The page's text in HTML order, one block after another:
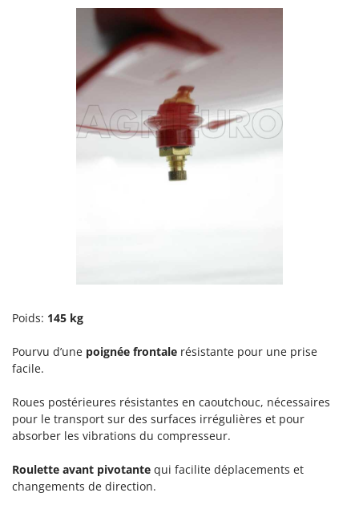
Omas
Ompagrill
Oriental Koshin
Philips
Pramac
Prismafood
R
R.G.V.
Rato
Reber
Redback
Poids: 145 kg
Pourvu d’une poignée frontale résistante pour une prise
facile.
Roues postérieures résistantes en caoutchouc, nécessaires
pour le transport sur des surfaces irrégulières et pour
absorber les vibrations du compresseur.
Roulette avant pivotante qui facilite déplacements et
changements de direction.